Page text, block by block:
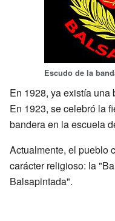
Escudo de la
En 1928, ya existía
En 1923, se celebró la
bandera en la escuela
Actualmente, el pueblo
carácter religioso: la
Balsapintada".